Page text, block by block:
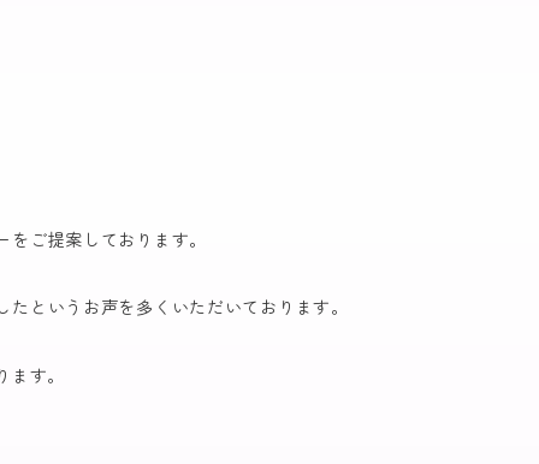
ご提案しております。
というお声を多くいただいております。
す。